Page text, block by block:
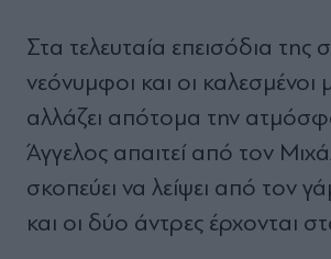
Στα τελευταία επεισόδια
νεόνυμφοι και οι
αλλάζει απότομα την
Άγγελος απαιτεί από τον
σκοπεύει να λείψει από τον
και οι δύο άντρες έρχονται